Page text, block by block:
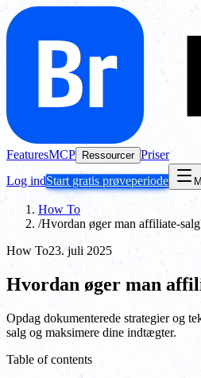
FeaturesMCP Ressourcer Priser
Log indStart gratis prøveperiode
How To
/Hvordan øger man affiliate-
How To23. juli 2025
Hvordan øger man
Opdag dokumenterede strategier og
salg og maksimere dine indtægter.
Table of contents